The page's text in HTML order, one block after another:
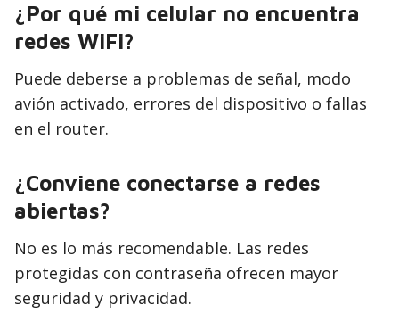
¿Por qué mi celular no encuentra
redes WiFi?
Puede deberse a problemas de señal, modo
avión activado, errores del dispositivo o fallas
en el router.
¿Conviene conectarse a redes
abiertas?
No es lo más recomendable. Las redes
protegidas con contraseña ofrecen mayor
seguridad y privacidad.